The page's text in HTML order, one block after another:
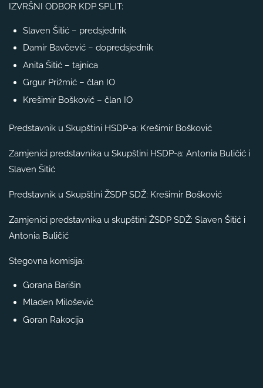
IZVRŠNI ODBOR KDP SPLIT:
Slaven Šitić – predsjednik
Damir Bavčević – dopredsjednik
Anita Šitić – tajnica
Grgur Prižmić – član IO
Krešimir Bošković – član IO
Predstavnik u Skupštini HSDP-a: Krešimir Bošković
Zamjenici predstavnika u Skupštini HSDP-a: Antonia Buličić i
Slaven Šitić
Predstavnik u Skupštini ŽSDP SDŽ: Krešimir Bošković
Zamjenici predstavnika u skupštini ŽSDP SDŽ: Slaven Šitić i
Antonia Buličić
Stegovna komisija:
Gorana Barišin
Mladen Milošević
Goran Rakocija